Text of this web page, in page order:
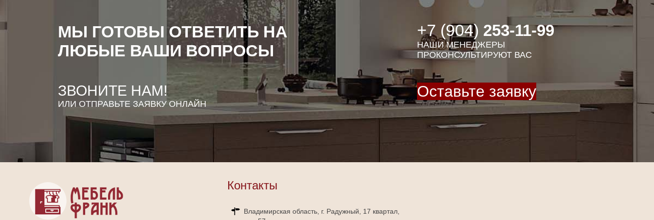
МЫ ГОТОВЫ ОТВЕТИТЬ НА
ЛЮБЫЕ ВАШИ ВОПРОСЫ
ЗВОНИТЕ НАМ!
ИЛИ ОТПРАВЬТЕ ЗАЯВКУ ОНЛАЙН
+7 (904) 253-11-99
НАШИ МЕНЕДЖЕРЫ
ПРОКОНСУЛЬТИРУЮТ ВАС
Оставьте заявку
Контакты
Владимирская область, г. Радужный, 17 квартал,